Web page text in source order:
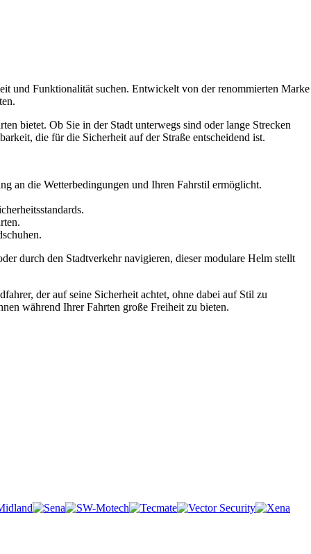
und Funktionalität suchen. Entwickelt von der renommierten Marke
bietet. Ob Sie in der Stadt unterwegs sind oder lange Strecken
die für die Sicherheit auf der Straße entscheidend ist.
an die Wetterbedingungen und Ihren Fahrstil ermöglicht.
durch den Stadtverkehr navigieren, dieser modulare Helm stellt
der auf seine Sicherheit achtet, ohne dabei auf Stil zu
während Ihrer Fahrten große Freiheit zu bieten.